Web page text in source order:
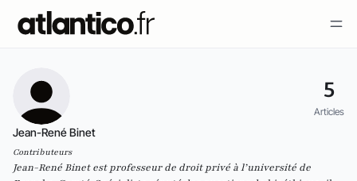
5
Articles
Jean-René Binet
Contributeurs
Jean-René Binetest professeur de droit privé à l’université de